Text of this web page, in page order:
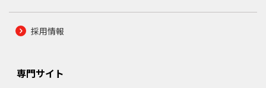
採用情報
専門サイト